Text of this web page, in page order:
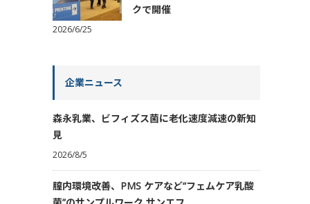
クで開催
2026/6/25
企業ニュース
森永乳業、ビフィズス菌に老化速度減速の新知
見
2026/8/5
膣内環境改善、PMS ケアなど“フェムケア乳酸